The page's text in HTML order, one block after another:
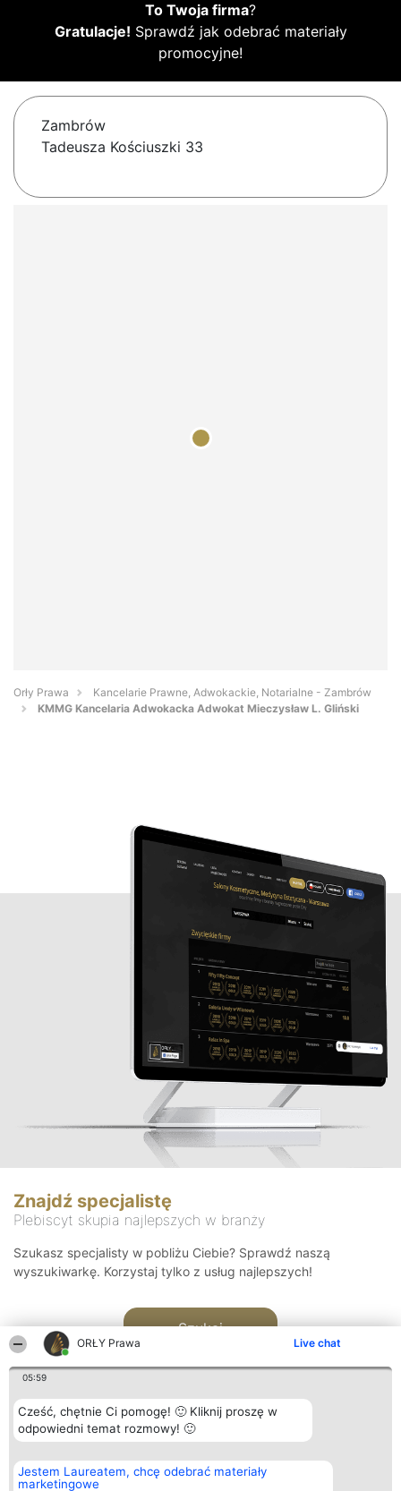
ORŁY Prawa Live chat
05:59
Cześć, chętnie Ci pomogę! 🙂 Kliknij proszę w
odpowiedni temat rozmowy! 🙂
Jestem Laureatem, chcę odebrać materiały
marketingowe
To Twoja firma?
Gratulacje! Sprawdź jak odebrać materiały
promocyjne!
Zambrów
Tadeusza Kościuszki 33
Orły Prawa
Kancelarie Prawne, Adwokackie, Notarialne - Zambrów
KMMG Kancelaria Adwokacka Adwokat Mieczysław L. Gliński
Znajdź specjalistę
Plebiscyt skupia najlepszych w branży
Szukasz specjalisty w pobliżu Ciebie? Sprawdź naszą
wyszukiwarkę. Korzystaj tylko z usług najlepszych!
Szukaj
Organizator plebiscytu
Bright Side Solutions sp. z o.
o. sp. k.
Plebiscyt
Laureaci
Kontakt
Kontakt